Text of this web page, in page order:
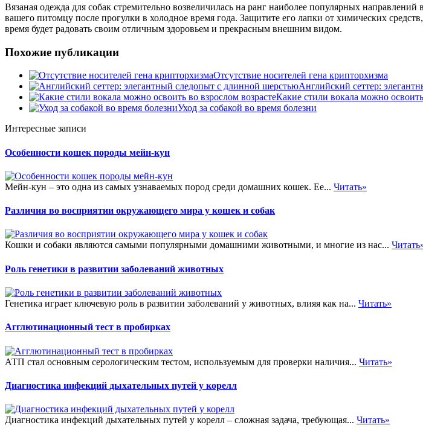
Вязаная одежда для собак стремительно возвеличилась на ранг наиболее популярных
вашего питомцу после прогулки в холодное время года. Защитите его лапки от химических
время будет радовать своим отличным здоровьем и прекрасным внешним видом.
Похожие публикации
Отсутствие носителей гена крипторхизма
Английский сеттер:
Какие стили вокала можно
Уход за собакой во время болезни
Интересные записи
Особенности кошек породы мейн-кун
Мейн-кун – это одна из самых узнаваемых пород среди домашних кошек. Ее... Читать»
Различия во восприятии окружающего мира у кошек и собак
Кошки и собаки являются самыми популярными домашними животными, и многие из нас...
Роль генетики в развитии заболеваний животных
Генетика играет ключевую роль в развитии заболеваний у животных, влияя как на... Читать»
Агглютинационный тест в пробирках
АТП стал основным серологическим тестом, используемым для проверки наличия... Читать»
Диагностика инфекций дыхательных путей у корелл
Диагностика инфекций дыхательных путей у корелл – сложная задача, требующая... Читать»